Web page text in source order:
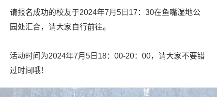
请报名成功的校友于2024年7月5日17：30在鱼嘴湿地公
园处汇合，请大家自行前往。
活动时间为2024年7月5日18：00-20：00，请大家不要错
过时间哦！